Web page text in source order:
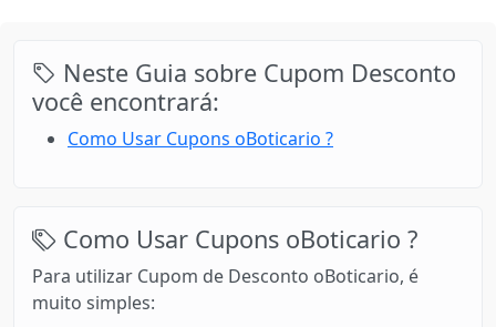
Neste Guia sobre Cupom Desconto
você encontrará:
Como Usar Cupons oBoticario ?
Como Usar Cupons oBoticario ?
Para utilizar Cupom de Desconto oBoticario, é
muito simples: